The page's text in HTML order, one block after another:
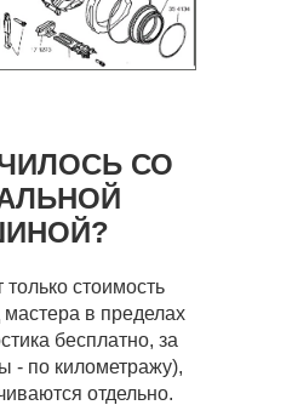
СО
только стоимость
в пределах
бесплатно, за
- по километражу),
отдельно.